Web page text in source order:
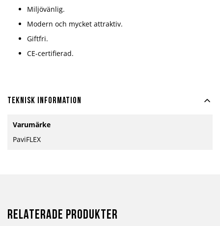
Miljövänlig.
Modern och mycket attraktiv.
Giftfri.
CE-certifierad.
Teknisk information
information
Varumärke
PaviFLEX
Relaterade produkter